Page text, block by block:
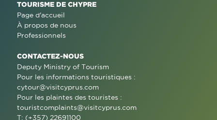
TOURISME DE CHYPRE
Page d'accueil
À propos de nous
Professionnels
CONTACTEZ-NOUS
Deputy Ministry of Tourism
Pour les informations touristiques :
cytour@visitcyprus.com
Pour les plaintes des touristes :
touristcomplaints@visitcyprus.com
T: (+357) 22691100